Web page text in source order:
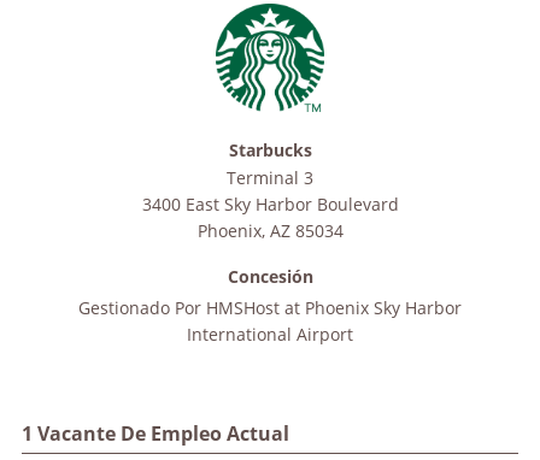
1 Vacante De Empleo Actual
Starbucks
Terminal 3
3400 East Sky Harbor Boulevard
Phoenix, AZ 85034
Concesión
Gestionado Por HMSHost at Phoenix Sky Harbor
International Airport